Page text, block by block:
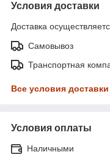
Условия доставки
Доставка
Самовывоз
Транспортная
Все условия доставки
Условия оплаты
Наличными